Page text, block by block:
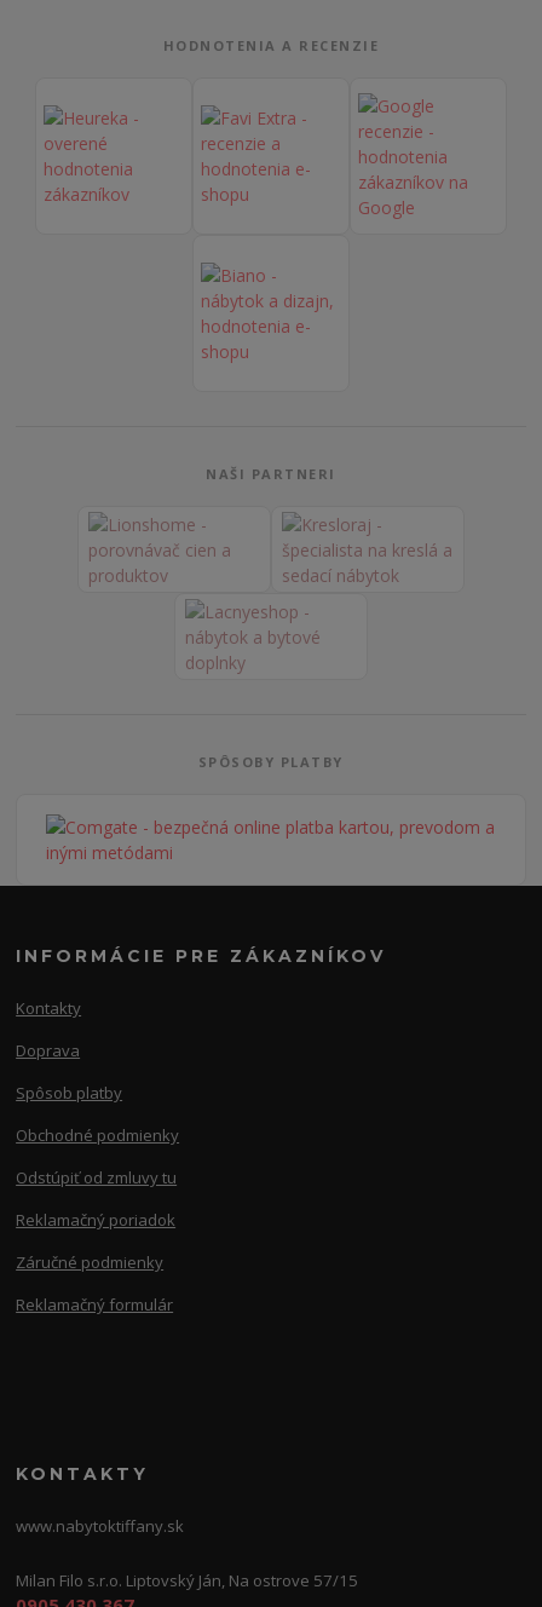
HODNOTENIA A RECENZIE
NAŠI PARTNERI
SPÔSOBY PLATBY
INFORMÁCIE PRE ZÁKAZNÍKOV
Kontakty
Doprava
Spôsob platby
Obchodné podmienky
Odstúpiť od zmluvy tu
Reklamačný poriadok
Záručné podmienky
Reklamačný formulár
KONTAKTY
www.nabytoktiffany.sk
Milan Filo s.r.o. Liptovský Ján, Na ostrove 57/15